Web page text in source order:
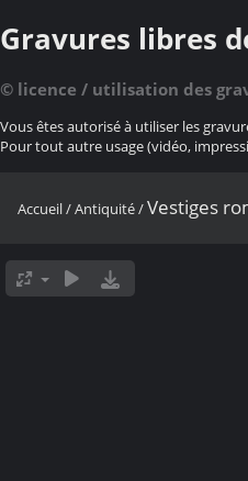
Gravures libres
© licence / utilisation des
Vous êtes autorisé à utiliser les
Pour tout autre usage (vidéo,
Accueil/Antiquité/Vestiges